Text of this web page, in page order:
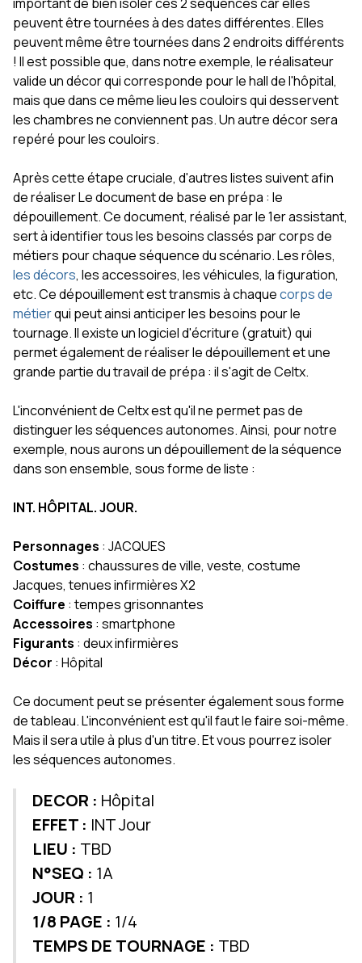
peuvent être tournées à des dates différentes. Elles
peuvent même être tournées dans 2 endroits différents
! Il est possible que, dans notre exemple, le réalisateur
valide un décor qui corresponde pour le hall de l'hôpital,
mais que dans ce même lieu les couloirs qui desservent
les chambres ne conviennent pas. Un autre décor sera
repéré pour les couloirs.
Après cette étape cruciale, d'autres listes suivent afin
de réaliser Le document de base en prépa : le
dépouillement. Ce document, réalisé par le 1er assistant,
sert à identifier tous les besoins classés par corps de
métiers pour chaque séquence du scénario. Les rôles,
les décors, les accessoires, les véhicules, la figuration,
etc. Ce dépouillement est transmis à chaquecorps de
métierqui peut ainsi anticiper les besoins pour le
tournage. Il existe un logiciel d'écriture (gratuit) qui
permet également de réaliser le dépouillement et une
grande partie du travail de prépa : il s'agit de Celtx.
L'inconvénient de Celtx est qu'il ne permet pas de
distinguer les séquences autonomes. Ainsi, pour notre
exemple, nous aurons un dépouillement de la séquence
dans son ensemble, sous forme de liste :
INT. HÔPITAL. JOUR.
Personnages : JACQUES
Costumes : chaussures de ville, veste, costume
Jacques, tenues infirmières X2
Coiffure : tempes grisonnantes
Accessoires : smartphone
Figurants : deux infirmières
Décor : Hôpital
Ce document peut se présenter également sous forme
de tableau. L'inconvénient est qu'il faut le faire soi-même.
Mais il sera utile à plus d'un titre. Et vous pourrez isoler
les séquences autonomes.
DECOR : Hôpital
EFFET : INT Jour
LIEU : TBD
N°SEQ : 1A
JOUR : 1
1/8 PAGE : 1/4
TEMPS DE TOURNAGE : TBD